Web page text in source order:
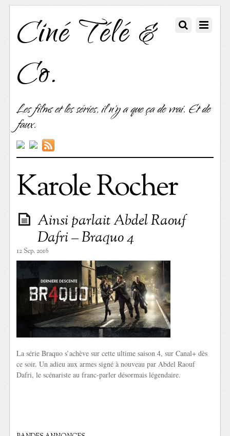
Ciné Télé &
Co.
Les films et les séries, il n'y a que ça de vrai. Et de
faux.
Karole Rocher
Ainsi parlait Abdel Raouf
Dafri – Braquo 4
12 Sep. 2016
La série Braquo s’achève sur cette ultime saison 4, sur Canal+ dès
ce soir. Un adieu aux armes signé à nouveau par Abdel Raouf
Dafri, le scénariste au franc-parler désormais légendaire.